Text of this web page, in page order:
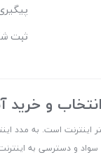
ثبت
و خرید
اینترنت است. به مدد
سواد و دسترسی به